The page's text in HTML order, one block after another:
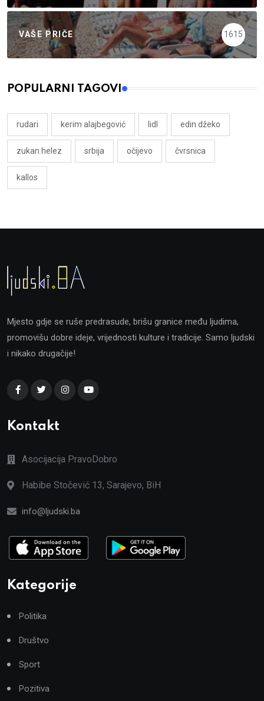
VAŠE PRIČE 1615
POPULARNI TAGOVI
rudari kerim alajbegović lidl edin džeko
zukan helez srbija očijevo čvrsnica
kallos
Mjesto gdje se ruše predrasude, brišu granice među ljudima,
promovišu dobre ideje, vrijednosti kulture i tradicije. Samo ljudski
i nikako drugačije!
Kontakt
Asocijacija PravoDobro
Habibe Stočević 13, Sarajevo, BiH
info@ljudski.ba
Kategorije
Politika
Društvo
Sport
Pozitiva